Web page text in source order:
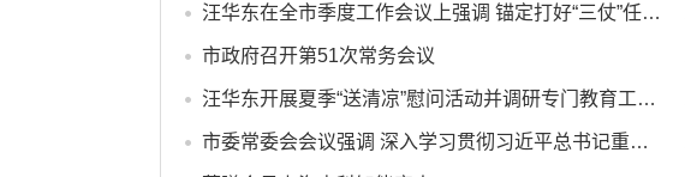
汪华东在全市季度工作会议上强调 锚定打好“三仗”任务和年度预期目标不动摇 在全市上下掀起比学赶超争先进位的攻坚热潮
市政府召开第51次常务会议
汪华东开展夏季“送清凉”慰问活动并调研专门教育工作 落实落细防暑降温措施 用心用情关爱一线职工
市委常委会会议强调 深入学习贯彻习近平总书记重要讲话指示精神 高质量推进城市更新 不断提升本质安全水平 汪华东主持会议